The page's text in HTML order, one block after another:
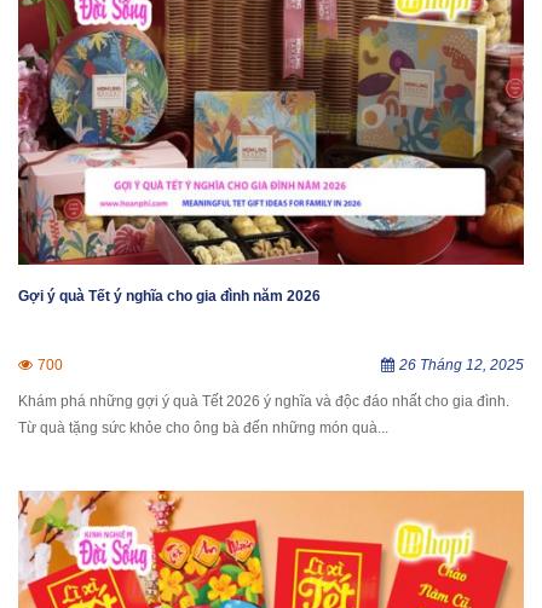
Gợi ý quà Tết ý nghĩa cho gia đình năm 2026
700 26 Tháng 12, 2025
Khám phá những gợi ý quà Tết 2026 ý nghĩa và độc đáo nhất cho gia đình.
Từ quà tặng sức khỏe cho ông bà đến những món quà...